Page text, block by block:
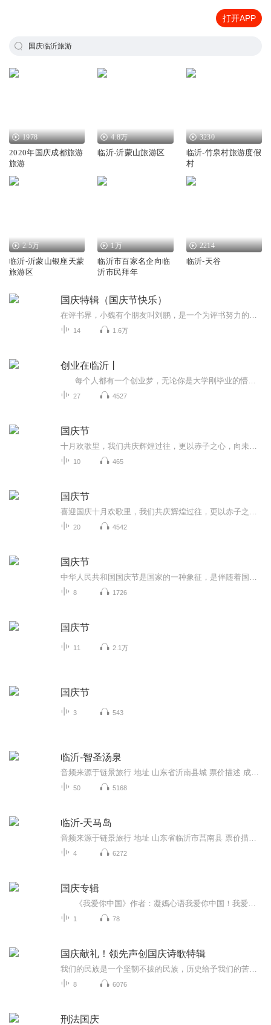
打开APP
国庆临沂旅游
1978
2020年国庆成都旅游
旅游
4.8万
临沂-沂蒙山旅游区
3230
临沂-竹泉村旅游度假
村
2.5万
临沂-沂蒙山银座天蒙
旅游区
1万
临沂市百家名企向临
沂市民拜年
2214
临沂-天谷
国庆特辑（国庆节快乐）
14 1.6万
创业在临沂丨
27 4527
国庆节
10 465
国庆节
20 4542
国庆节
8 1726
国庆节
11 2.1万
国庆节
3 543
临沂-智圣汤泉
50 5168
临沂-天马岛
4 6272
国庆专辑
1 78
国庆献礼！领先声创国庆诗歌特辑
8 6076
刑法国庆